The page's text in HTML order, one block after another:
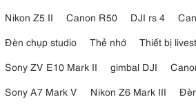
Nikon Z5 II
Canon R50 DJI rs 4
Đèn chụp studio
Thẻ nhớ
Thiết bị
Sony ZV E10 Mark II
gimbal DJI
Sony A7 Mark V
Nikon Z6 Mark III